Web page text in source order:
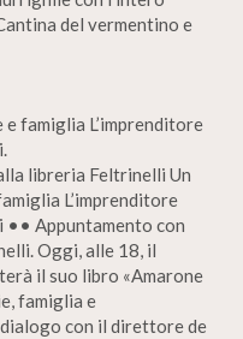
del vermentino e
famiglia L’imprenditore
libreria Feltrinelli Un
L’imprenditore
•• Appuntamento con
Oggi, alle 18, il
il suo libro «Amarone
famiglia e
con il direttore de